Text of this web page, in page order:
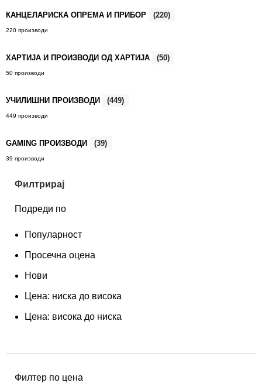
КАНЦЕЛАРИСКА ОПРЕМА И ПРИБОР (220)
220 производи
ХАРТИЈА И ПРОИЗВОДИ ОД ХАРТИЈА (50)
50 производи
УЧИЛИШНИ ПРОИЗВОДИ (449)
449 производи
GAMING ПРОИЗВОДИ (39)
39 производи
Филтрирај
Подреди по
Популарност
Просечна оцена
Нови
Цена: ниска до висока
Цена: висока до ниска
Филтер по цена